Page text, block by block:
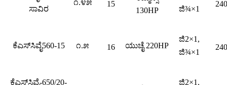
ಸಾವಿರ
೧.೪೫ 15
130HP
ಜಿ¾×1
ಕೆಎಸ್‌ಸಿವೈ560-15 ೧.೫ 16 ಯುಚೈ 220HP
ಜಿ2×1,
ಜಿ¾×1
ಕೆಎಸ್‌ಸಿವೈ-650/20-
ಜಿ2×1,